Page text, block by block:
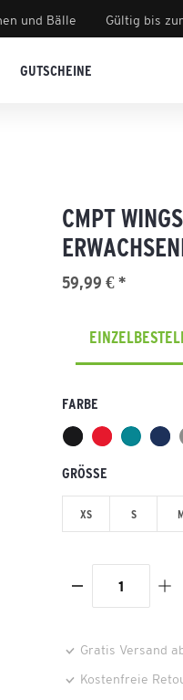
und Bälle Gültig bis
GUTSCHEINE
CMPT
59,99 € *
FARBE
GRÖSSE
XS S
Gratis Versand
Kostenfreie